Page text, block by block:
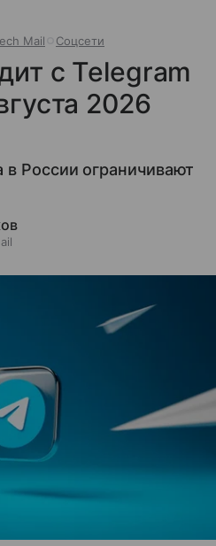
Mail Соцсети
с Telegram
2026
России ограничивают